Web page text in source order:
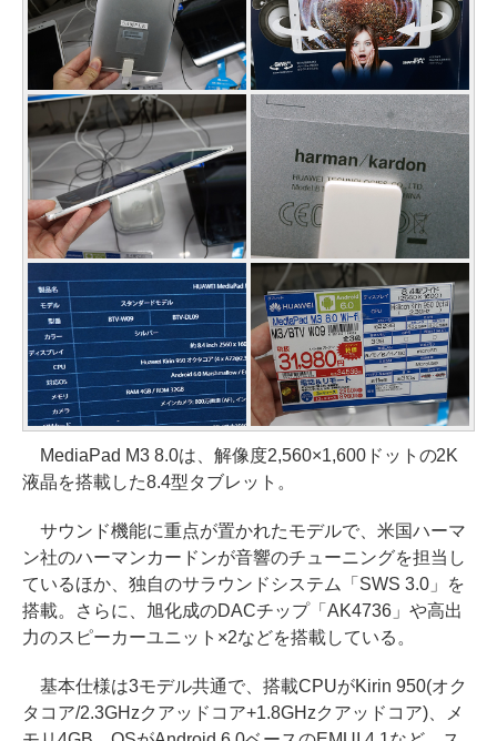
MediaPad M3 8.0は、解像度2,560×1,600ドットの2K
液晶を搭載した8.4型タブレット。
サウンド機能に重点が置かれたモデルで、米国ハーマ
ン社のハーマンカードンが音響のチューニングを担当し
ているほか、独自のサラウンドシステム「SWS 3.0」を
搭載。さらに、旭化成のDACチップ「AK4736」や高出
力のスピーカーユニット×2などを搭載している。
基本仕様は3モデル共通で、搭載CPUがKirin 950(オク
タコア/2.3GHzクアッドコア+1.8GHzクアッドコア)、メ